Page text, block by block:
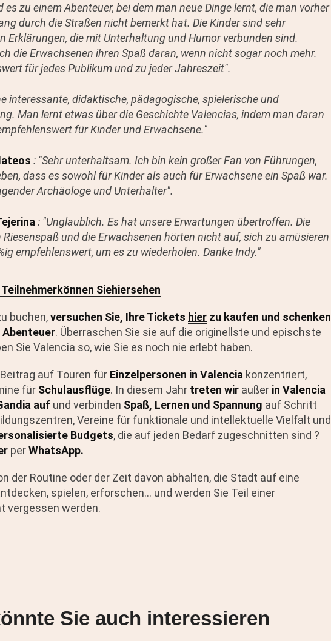
es zu einem Abenteuer, bei dem man neue Dinge lernt, die man vorher
durch die Straßen nicht bemerkt hat. Die Kinder sind sehr
Erklärungen, die mit Unterhaltung und Humor verbunden sind.
die Erwachsenen ihren Spaß daran, wenn nicht sogar noch mehr.
für jedes Publikum und zu jeder Jahreszeit".
interessante, didaktische, pädagogische, spielerische und
Man lernt etwas über die Geschichte Valencias, indem man daran
für Kinder und Erwachsene."
: "Sehr unterhaltsam. Ich bin kein großer Fan von Führungen,
dass es sowohl für Kinder als auch für Erwachsene ein Spaß war.
Archäologe und Unterhalter".
: "Unglaublich. Es hat unsere Erwartungen übertroffen. Die
und die Erwachsenen hörten nicht auf, sich zu amüsieren
empfehlenswert, um es zu wiederholen. Danke Indy."
können Siehiersehen
buchen,versuchen Sie, Ihre Tickets hier zu kaufen und schenken
Abenteuer. Überraschen Sie sie auf die originellste und epischste
Sie Valencia so, wie Sie es noch nie erlebt haben.
auf Touren für Einzelpersonen in Valencia konzentriert,
für Schulausflüge. In diesem Jahr treten wir außer in Valencia
auf und verbinden Spaß, Lernen und Spannung auf Schritt
Vereine für funktionale und intellektuelle Vielfalt und
Budgets, die auf jeden Bedarf zugeschnitten sind ?
perWhatsApp.
der Routine oder der Zeit davon abhalten, die Stadt auf eine
spielen, erforschen... und werden Sie Teil einer
vergessen werden.
Sie auch interessieren